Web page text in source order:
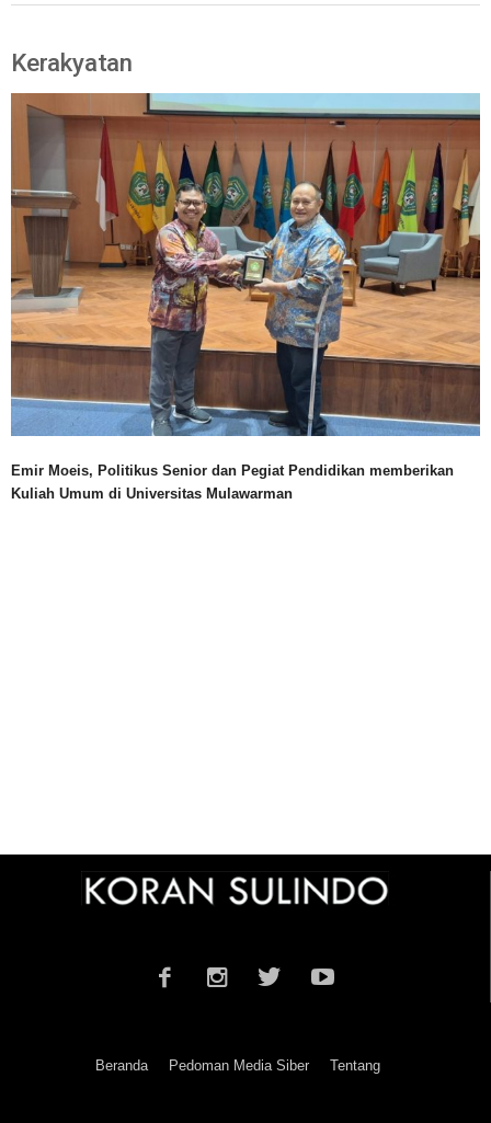
Kerakyatan
Emir Moeis, Politikus Senior dan Pegiat Pendidikan memberikan
Kuliah Umum di Universitas Mulawarman
Beranda Pedoman Media Siber Tentang